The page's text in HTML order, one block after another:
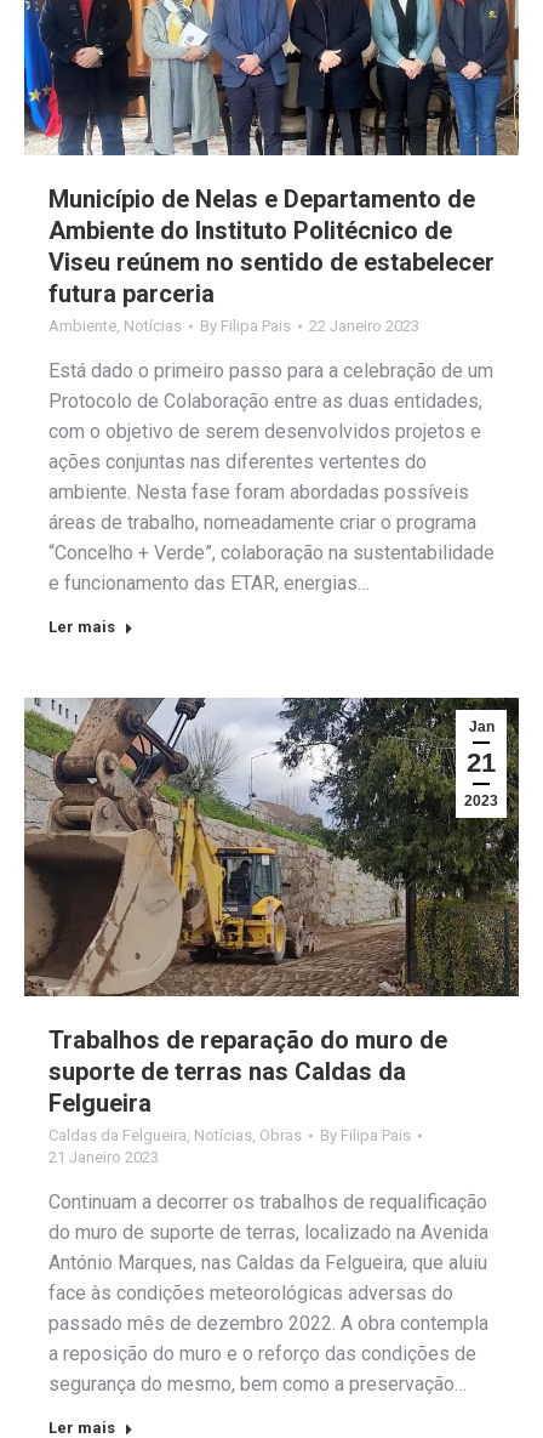
Município de Nelas e Departamento de
Ambiente do Instituto Politécnico de
Viseu reúnem no sentido de estabelecer
futura parceria
Ambiente, Notícias By Filipa Pais 22 Janeiro 2023
Está dado o primeiro passo para a celebração de um
Protocolo de Colaboração entre as duas entidades,
com o objetivo de serem desenvolvidos projetos e
ações conjuntas nas diferentes vertentes do
ambiente. Nesta fase foram abordadas possíveis
áreas de trabalho, nomeadamente criar o programa
“Concelho + Verde”, colaboração na sustentabilidade
e funcionamento das ETAR, energias…
Ler mais
Jan
21
2023
Trabalhos de reparação do muro de
suporte de terras nas Caldas da
Felgueira
Caldas da Felgueira Notícias Obras By Filipa Pais
21 Janeiro 2023
Continuam a decorrer os trabalhos de requalificação
do muro de suporte de terras, localizado na Avenida
António Marques, nas Caldas da Felgueira, que aluiu
face às condições meteorológicas adversas do
passado mês de dezembro 2022. A obra contempla
a reposição do muro e o reforço das condições de
segurança do mesmo, bem como a preservação…
Ler mais